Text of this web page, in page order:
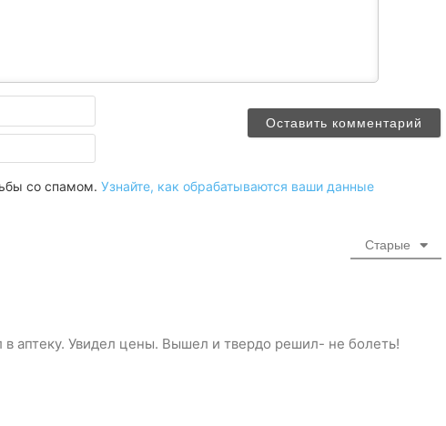
со спамом. Узнайте, как обрабатываются ваши данные
Старые
аптеку. Увидел цены. Вышел и твердо решил- не болеть!